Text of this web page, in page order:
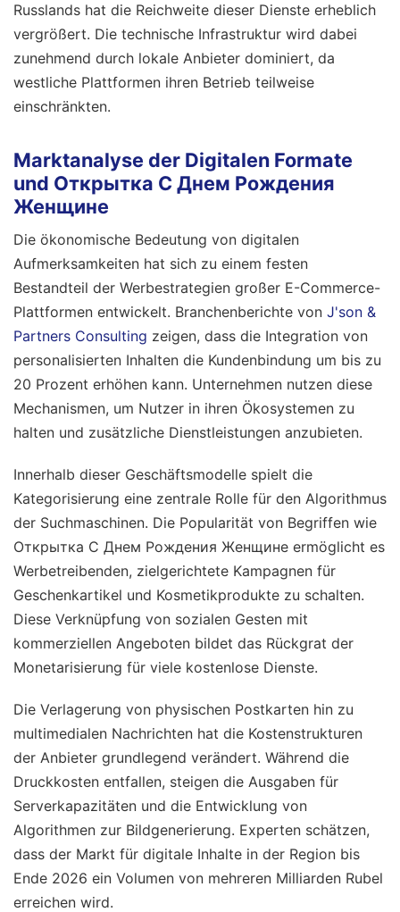
Russlands hat die Reichweite dieser Dienste erheblich
vergrößert. Die technische Infrastruktur wird dabei
zunehmend durch lokale Anbieter dominiert, da
westliche Plattformen ihren Betrieb teilweise
einschränkten.
Marktanalyse der Digitalen Formate
und Открытка С Днем Рождения
Женщине
Die ökonomische Bedeutung von digitalen
Aufmerksamkeiten hat sich zu einem festen
Bestandteil der Werbestrategien großer E-Commerce-
Plattformen entwickelt. Branchenberichte von J'son &
Partners Consulting zeigen, dass die Integration von
personalisierten Inhalten die Kundenbindung um bis zu
20 Prozent erhöhen kann. Unternehmen nutzen diese
Mechanismen, um Nutzer in ihren Ökosystemen zu
halten und zusätzliche Dienstleistungen anzubieten.
Innerhalb dieser Geschäftsmodelle spielt die
Kategorisierung eine zentrale Rolle für den Algorithmus
der Suchmaschinen. Die Popularität von Begriffen wie
Открытка С Днем Рождения Женщине ermöglicht es
Werbetreibenden, zielgerichtete Kampagnen für
Geschenkartikel und Kosmetikprodukte zu schalten.
Diese Verknüpfung von sozialen Gesten mit
kommerziellen Angeboten bildet das Rückgrat der
Monetarisierung für viele kostenlose Dienste.
Die Verlagerung von physischen Postkarten hin zu
multimedialen Nachrichten hat die Kostenstrukturen
der Anbieter grundlegend verändert. Während die
Druckkosten entfallen, steigen die Ausgaben für
Serverkapazitäten und die Entwicklung von
Algorithmen zur Bildgenerierung. Experten schätzen,
dass der Markt für digitale Inhalte in der Region bis
Ende 2026 ein Volumen von mehreren Milliarden Rubel
erreichen wird.